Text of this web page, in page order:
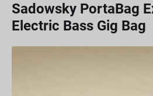
Sadowsky PortaBag
Electric Bass Gig Bag